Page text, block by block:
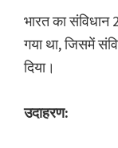
भारत का संविधान
गया था, जिसमें
दिया।
उदाहरण: